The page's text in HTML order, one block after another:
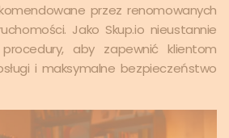
przez renomowanych
Jako Skup.io nieustannie
aby zapewnić klientom
i maksymalne bezpieczeństwo